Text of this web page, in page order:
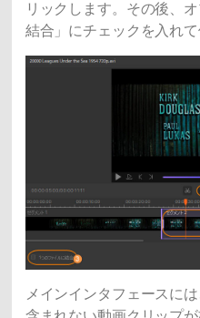
リックします。その後、
結合」にチェックを入れ
メインインタフェースに